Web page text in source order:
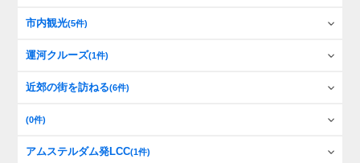
市内観光(5件)
運河クルーズ(1件)
近郊の街を訪ねる(6件)
(0件)
アムステルダム発LCC(1件)